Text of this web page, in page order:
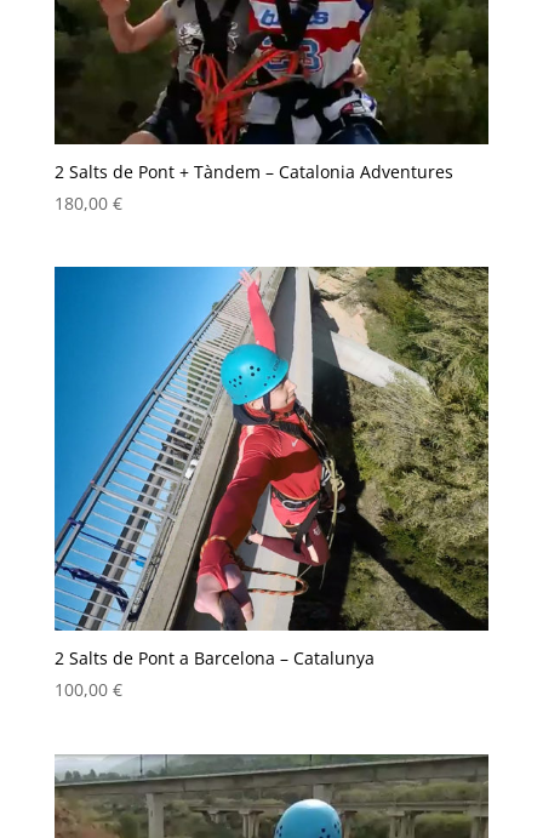
2 Salts de Pont + Tàndem – Catalonia Adventures
180,00 €
2 Salts de Pont a Barcelona – Catalunya
100,00 €